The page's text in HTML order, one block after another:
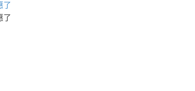
了
了